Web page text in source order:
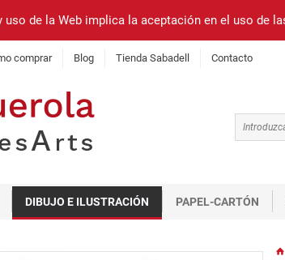
uso de la Web implica la aceptación en el uso de
comprar Blog Tienda Sabadell Contacto
DIBUJO E ILUSTRACIÓN PAPEL-CARTÓN